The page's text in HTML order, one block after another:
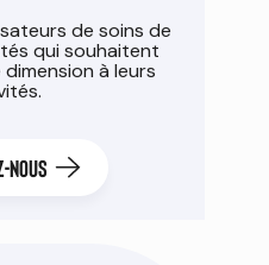
de soins de
qui souhaitent
à leurs
NOUS